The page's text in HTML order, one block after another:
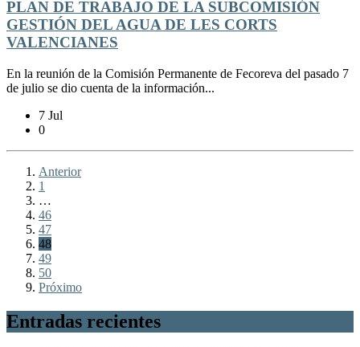
PLAN DE TRABAJO DE LA SUBCOMISIÓN
GESTIÓN DEL AGUA DE LES CORTS
VALENCIANES
En la reunión de la Comisión Permanente de Fecoreva del pasado 7
de julio se dio cuenta de la información...
7 Jul
0
Anterior
1
…
46
47
48
49
50
Próximo
Entradas recientes